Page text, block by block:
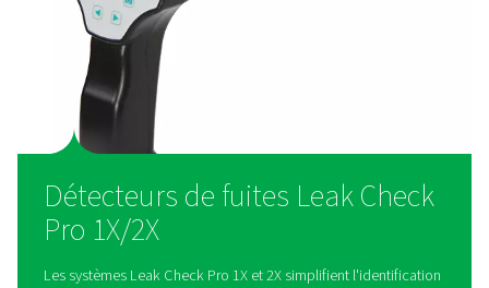
construction légère. Ces fonctions permettent aux
détecter rapidement les fuites et de documenter les